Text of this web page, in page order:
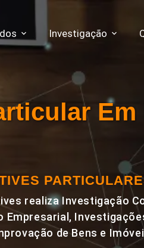
Investigação
realiza Investigação
Empresarial,
de Bens e